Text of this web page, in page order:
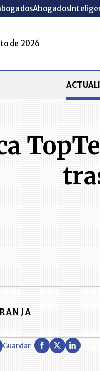
Abogados
de 2026
Guardar